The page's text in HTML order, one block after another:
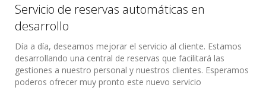
Servicio de reservas automáticas en
desarrollo
Día a día, deseamos mejorar el servicio al cliente. Estamos
desarrollando una central de reservas que facilitará las
gestiones a nuestro personal y nuestros clientes. Esperamos
poderos ofrecer muy pronto este nuevo servicio